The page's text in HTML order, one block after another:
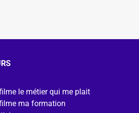
le métier qui me plait
ma formation